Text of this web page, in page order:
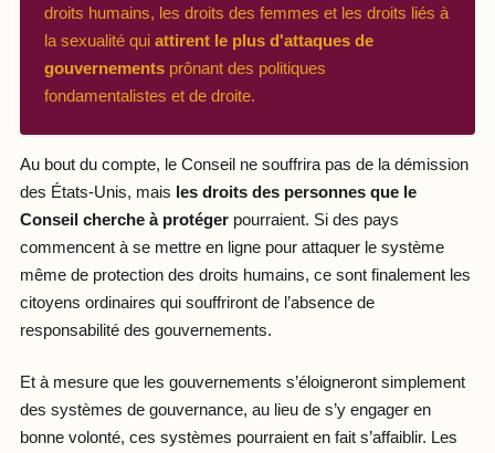
droits humains, les droits des femmes et les droits liés à
la sexualité qui attirent le plus d'attaques de
gouvernementsprônant des politiques
fondamentalistes et de droite.
Au bout du compte, le Conseil ne souffrira pas de la démission
des États-Unis, mais les droits des personnes que le
Conseil cherche à protéger pourraient. Si des pays
commencent à se mettre en ligne pour attaquer le système
même de protection des droits humains, ce sont finalement les
citoyens ordinaires qui souffriront de l’absence de
responsabilité des gouvernements.
Et à mesure que les gouvernements s’éloigneront simplement
des systèmes de gouvernance, au lieu de s’y engager en
bonne volonté, ces systèmes pourraient en fait s’affaiblir. Les